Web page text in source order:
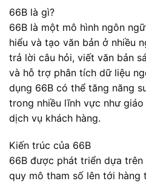
66B là gì?
66B là một mô hình ngôn
hiểu và tạo văn bản ở nhiều
trả lời câu hỏi, viết văn bản
và hỗ trợ phân tích dữ liệu
dụng 66B có thể tăng năng
trong nhiều lĩnh vực như
dịch vụ khách hàng.
Kiến trúc của 66B
66B được phát triển dựa
quy mô tham số lên tới hàng